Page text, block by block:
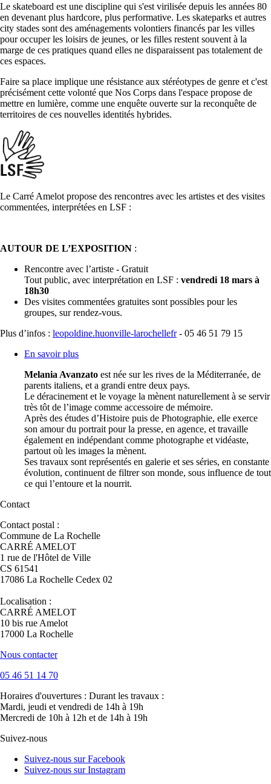
Le skateboard est une discipline qui s'est virilisée depuis les années 80
en devenant plus hardcore, plus performative. Les skateparks et autres
city stades sont des aménagements volontiers financés par les villes
pour occuper les loisirs de jeunes, or les filles restent souvent à la
marge de ces pratiques quand elles ne disparaissent pas totalement de
ces espaces.
Faire sa place implique une résistance aux stéréotypes de genre et c'est
précisément cette volonté que Nos Corps dans l'espace propose de
mettre en lumière, comme une enquête ouverte sur la reconquête de
territoires de ces nouvelles identités hybrides.
Le Carré Amelot propose des rencontres avec les artistes et des visites
commentées, interprétées en LSF :
AUTOUR DE L’EXPOSITION :
Rencontre avec l’artiste - Gratuit
Tout public, avec interprétation en LSF : vendredi 18 mars à
18h30
Des visites commentées gratuites sont possibles pour les
groupes, sur rendez-vous.
Plus d’infos : leopoldine.huonville-larochellefr- 05 46 51 79 15
En savoir plus
Melania Avanzato est née sur les rives de la Méditerranée, de
parents italiens, et a grandi entre deux pays.
Le déracinement et le voyage la mènent naturellement à se servir
très tôt de l’image comme accessoire de mémoire.
Après des études d’Histoire puis de Photographie, elle exerce
son amour du portrait pour la presse, en agence, et travaille
également en indépendant comme photographe et vidéaste,
partout où les images la mènent.
Ses travaux sont représentés en galerie et ses séries, en constante
évolution, continuent de filtrer son monde, sous influence de tout
ce qui l’entoure et la nourrit.
Contact
Contact postal :
Commune de La Rochelle
CARRÉ AMELOT
1 rue de l'Hôtel de Ville
CS 61541
17086 La Rochelle Cedex 02
Localisation :
CARRÉ AMELOT
10 bis rue Amelot
17000 La Rochelle
Nous contacter
05 46 51 14 70
Horaires d'ouvertures : Durant les travaux :
Mardi, jeudi et vendredi de 14h à 19h
Mercredi de 10h à 12h et de 14h à 19h
Suivez-nous
Suivez-nous sur Facebook
Suivez-nous sur Instagram